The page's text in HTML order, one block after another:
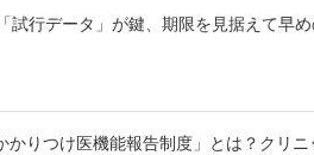
試行データ」が鍵、期限を見据えて早
かりつけ医機能報告制度」とは？クリ